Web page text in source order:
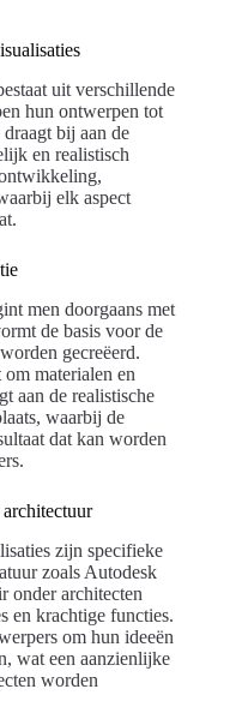
uit verschillende
hun ontwerpen tot
bij aan de
en realistisch
elk aspect
men doorgaans met
de basis voor de
gecreëerd.
materialen en
aan de realistische
waarbij de
dat kan worden
zijn specifieke
zoals Autodesk
onder architecten
en krachtige functies.
om hun ideeën
wat een aanzienlijke
worden